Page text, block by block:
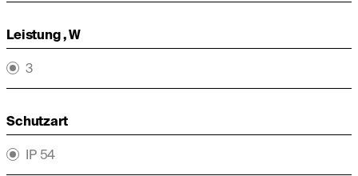
Leistung , W
3
Schutzart
IP 54